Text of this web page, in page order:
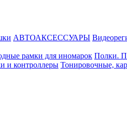
АВТОАКСЕССУАРЫ
рамки для иномарок Полки.
и контроллеры Тонировочные,